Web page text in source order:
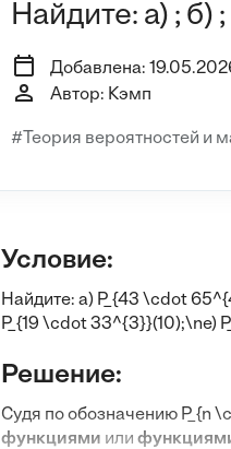
Найдите: а) ; б) ;
Добавлена:
Автор: Кэмп
#Теория вероятностей и
Условие:
Найдите: а) P_{43 \cdot
P_{19 \cdot 33^{3}}(10);\ne)
Решение:
Судя по обозначению P_{n
функциями или